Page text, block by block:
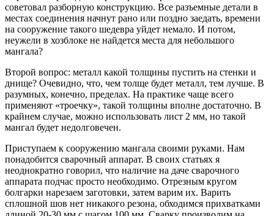
советовал разборную конструкцию. Все разъемные детали в
местах соединения начнут рано или поздно заедать, времени
на сооружение такого шедевра уйдет немало. И потом,
неужели в хозблоке не найдется места для небольшого
мангала?
Второй вопрос: металл какой толщины пустить на стенки и
днище? Очевидно, что, чем толще будет металл, тем лучше. В
разумных, конечно, пределах. На практике чаще всего
применяют «троечку», такой толщины вполне достаточно. В
крайнем случае, можно использовать лист 2 мм, но такой
мангал будет недолговечен.
Приступаем к сооружению мангала своими руками. Нам
понадобится сварочный аппарат. В своих статьях я
неоднократно говорил, что наличие на даче сварочного
аппарата подчас просто необходимо. Отрезным кругом
болгарки нарезаем заготовки, затем варим их. Варить
сплошной шов нет никакого резона, обходимся прихватками